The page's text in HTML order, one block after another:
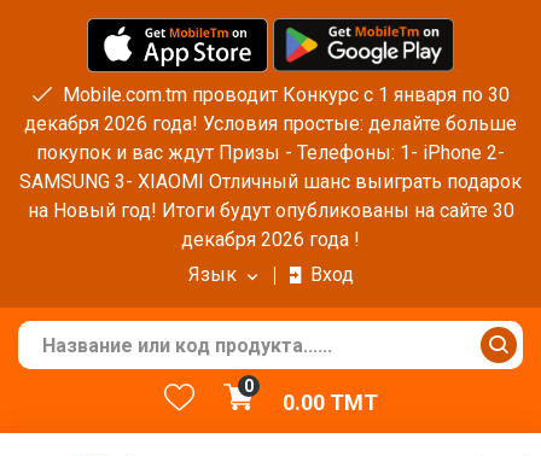
Mobile.com.tm проводит Конкурс с 1 января по 30
декабря 2026 года! Условия простые: делайте больше
покупок и вас ждут Призы - Телефоны: 1- iPhone 2-
SAMSUNG 3- XIAOMI Отличный шанс выиграть подарок
на Новый год! Итоги будут опубликованы на сайте 30
декабря 2026 года !
Язык
Вход
0
0.00TMT